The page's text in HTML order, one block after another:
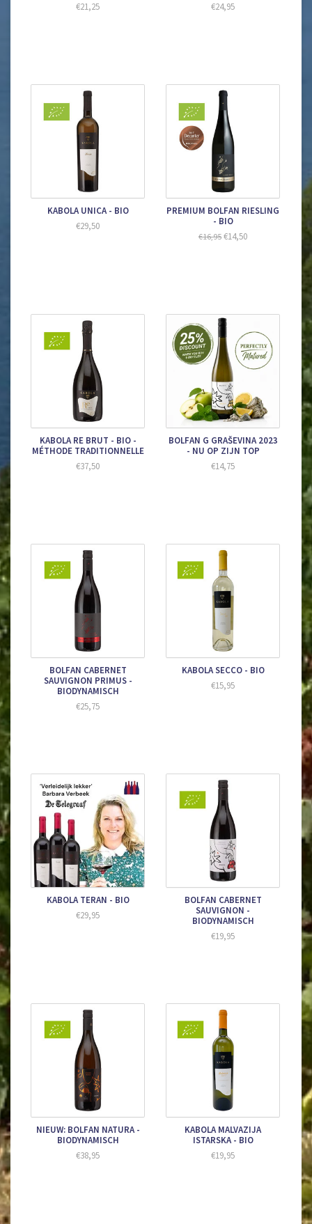
€21,25
€24,95
KABOLA UNICA - BIO
€29,50
PREMIUM BOLFAN RIESLING
- BIO
€16,95 €14,50
KABOLA RE BRUT - BIO -
MÉTHODE TRADITIONNELLE
€37,50
BOLFAN G GRAŠEVINA 2023
- NU OP ZIJN TOP
€14,75
BOLFAN CABERNET
SAUVIGNON PRIMUS -
BIODYNAMISCH
€25,75
KABOLA SECCO - BIO
€15,95
KABOLA TERAN - BIO
€29,95
BOLFAN CABERNET
SAUVIGNON -
BIODYNAMISCH
€19,95
NIEUW: BOLFAN NATURA -
BIODYNAMISCH
€38,95
KABOLA MALVAZIJA
ISTARSKA - BIO
€19,95